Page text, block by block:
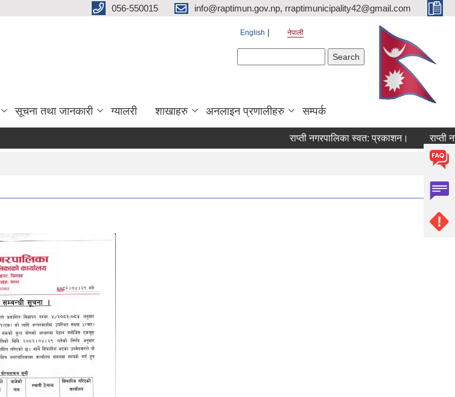
056-550015 info@raptimun.gov.np, rraptimunicipality42@gmail.com
English नेपाली
सूचना तथा जानकारी ग्यालरी शाखाहरु अनलाइन प्रणालीहरु सम्पर्क
राप्ती नगरपालिका स्वत: प्रकाशन। राप्ती